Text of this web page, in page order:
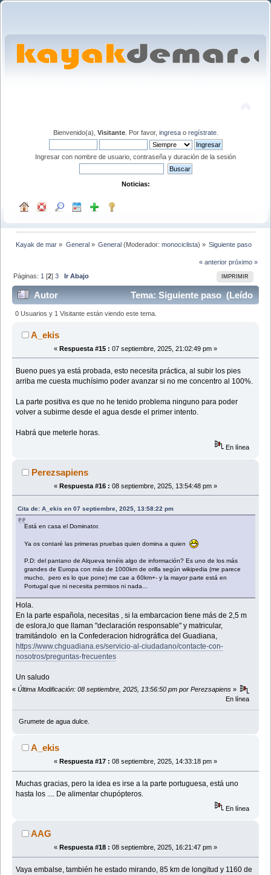
Bienvenido(a), Visitante. Por favor, ingresao regístrate.
Ingresar con nombre de usuario, contraseña y duración de la sesión
Noticias:
Kayak de mar » General» General(Moderador: monociclista) » Siguiente paso
« anterior próximo »
IMPRIMIR
Páginas: 1 [2]3 Ir Abajo
Autor
Tema: Siguiente paso (Leído
88429 veces)
0 Usuarios y 1 Visitante están viendo este tema.
A_ekis
« Respuesta #15 : 07 septiembre, 2025, 21:02:49 pm »
Bueno pues ya está probada, esto necesita práctica, al subir los pies
arriba me cuesta muchísimo poder avanzar si no me concentro al 100%.
La parte positiva es que no he tenido problema ninguno para poder
volver a subirme desde el agua desde el primer intento.
Habrá que meterle horas.
En línea
Perezsapiens
« Respuesta #16 : 08 septiembre, 2025, 13:54:48 pm »
Cita de: A_ekis en 07 septiembre, 2025, 13:58:22 pm
Está en casa el Dominator.
Ya os contaré las primeras pruebas quien domina a quien
P.D: del pantano de Alqueva tenéis algo de información? Es uno de los más
grandes de Europa con más de 1000km de orilla según wikipedia (me parece
mucho, pero es lo que pone) me cae a 60km+- y la mayor parte está en
Portugal que ni necesita permisos ni nada...
Hola.
En la parte española, necesitas , si la embarcacion tiene más de 2,5 m
de eslora,lo que llaman "declaración responsable" y matricular,
tramitándolo en la Confederacion hidrográfica del Guadiana,
https://www.chguadiana.es/servicio-al-ciudadano/contacte-con-
nosotros/preguntas-frecuentes
Un saludo
« Última Modificación: 08 septiembre, 2025, 13:56:50 pm por Perezsapiens »
En línea
Grumete de agua dulce.
A_ekis
« Respuesta #17 : 08 septiembre, 2025, 14:33:18 pm »
Muchas gracias, pero la idea es irse a la parte portuguesa, está uno
hasta los .... De alimentar chupópteros.
En línea
AAG
« Respuesta #18 : 08 septiembre, 2025, 16:21:47 pm »
Vaya embalse, también he estado mirando, 85 km de longitud y 1160 de